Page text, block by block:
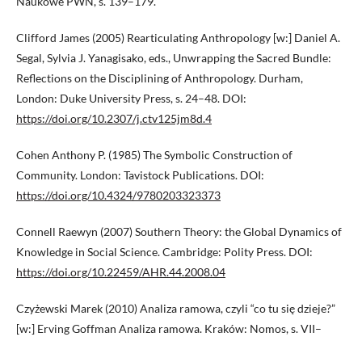
Clifford James (2005) Rearticulating Anthropology [w:] Daniel A.
Segal, Sylvia J. Yanagisako, eds., Unwrapping the Sacred Bundle:
Reflections on the Disciplining of Anthropology. Durham,
London: Duke University Press, s. 24–48. DOI:
https://doi.org/10.2307/j.ctv125jm8d.4
Cohen Anthony P. (1985) The Symbolic Construction of
Community. London: Tavistock Publications. DOI:
https://doi.org/10.4324/9780203323373
Connell Raewyn (2007) Southern Theory: the Global Dynamics of
Knowledge in Social Science. Cambridge: Polity Press. DOI:
https://doi.org/10.22459/AHR.44.2008.04
Czyżewski Marek (2010) Analiza ramowa, czyli “co tu się dzieje?”
[w:] Erving Goffman Analiza ramowa. Kraków: Nomos, s. VII–